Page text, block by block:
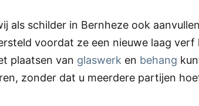
als schilder in Bernheze ook
voordat ze een nieuwe laag verf
plaatsen van glaswerk en behang
zonder dat u meerdere partijen